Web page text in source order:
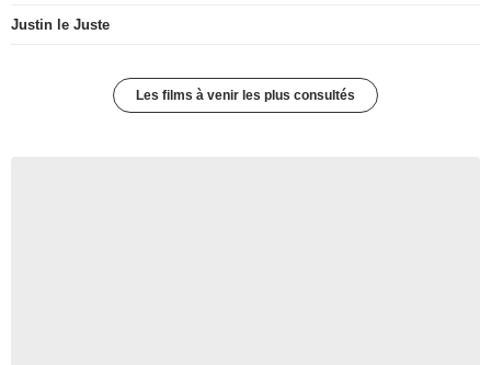
Justin le Juste
Les films à venir les plus consultés